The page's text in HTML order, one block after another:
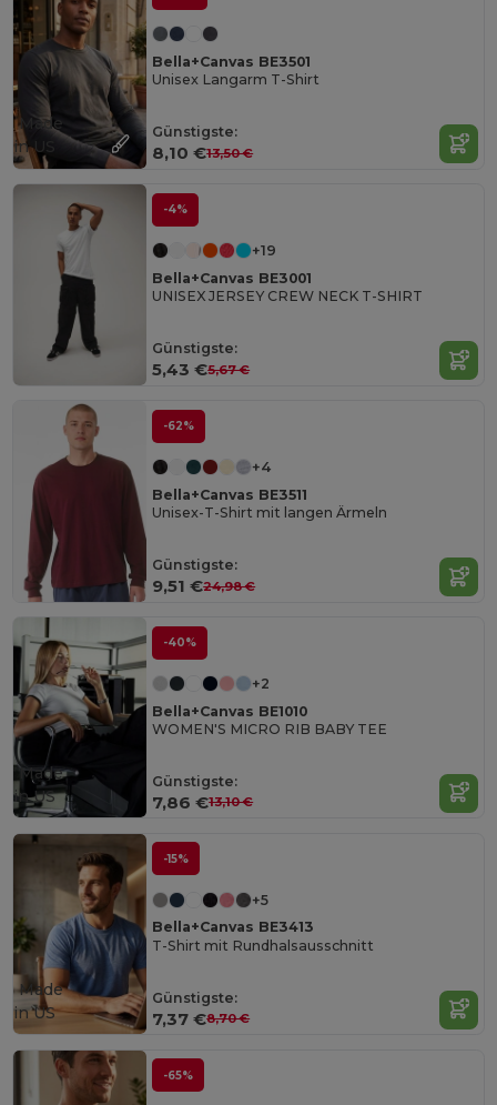
Bella+Canvas BE3501
Unisex Langarm T-Shirt
Günstigste:
8,10 €13,50 €
Made
in US
-4%
+19
Bella+Canvas BE3001
UNISEX JERSEY CREW NECK T-SHIRT
Günstigste:
5,43 €5,67 €
-62%
+4
Bella+Canvas BE3511
Unisex-T-Shirt mit langen Ärmeln
Günstigste:
9,51 €24,98 €
-40%
+2
Bella+Canvas BE1010
WOMEN'S MICRO RIB BABY TEE
Günstigste:
7,86 €13,10 €
Made
in US
-15%
+5
Bella+Canvas BE3413
T-Shirt mit Rundhalsausschnitt
Günstigste:
7,37 €8,70 €
Made
in US
-65%